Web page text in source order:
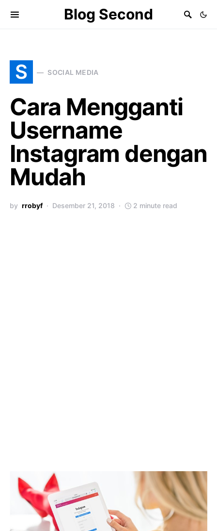
Blog Second
S SOCIAL MEDIA
Cara Mengganti
Username
Instagram dengan
Mudah
by rrobyf Desember 21, 2018 2 minute read